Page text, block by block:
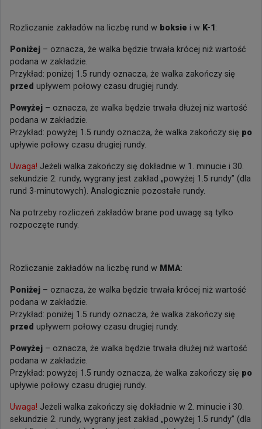
Rozliczanie zakładów na liczbę rund w boksie i w K-1:
Poniżej – oznacza, że walka będzie trwała krócej niż wartość
podana w zakładzie.
Przykład: poniżej 1.5 rundy oznacza, że walka zakończy się
przed upływem połowy czasu drugiej rundy.
Powyżej – oznacza, że walka będzie trwała dłużej niż wartość
podana w zakładzie.
Przykład: powyżej 1.5 rundy oznacza, że walka zakończy się po
upływie połowy czasu drugiej rundy.
Uwaga! Jeżeli walka zakończy się dokładnie w 1. minucie i 30.
sekundzie 2. rundy, wygrany jest zakład „powyżej 1.5 rundy” (dla
rund 3-minutowych). Analogicznie pozostałe rundy.
Na potrzeby rozliczeń zakładów brane pod uwagę są tylko
rozpoczęte rundy.
Rozliczanie zakładów na liczbę rund w MMA:
Poniżej – oznacza, że walka będzie trwała krócej niż wartość
podana w zakładzie.
Przykład: poniżej 1.5 rundy oznacza, że walka zakończy się
przed upływem połowy czasu drugiej rundy.
Powyżej – oznacza, że walka będzie trwała dłużej niż wartość
podana w zakładzie.
Przykład: powyżej 1.5 rundy oznacza, że walka zakończy się po
upływie połowy czasu drugiej rundy.
Uwaga! Jeżeli walka zakończy się dokładnie w 2. minucie i 30.
sekundzie 2. rundy, wygrany jest zakład „powyżej 1.5 rundy” (dla